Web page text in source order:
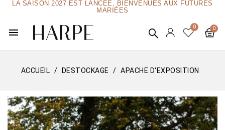
LA SAISON 2027 EST LANCÉE, BIENVENUES AUX FUTURES
MARIÉES
menu
ACCUEIL DESTOCKAGE APACHE D'EXPOSITION